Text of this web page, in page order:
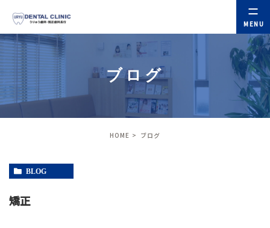
ブログ
HOME ブログ
BLOG
矯正